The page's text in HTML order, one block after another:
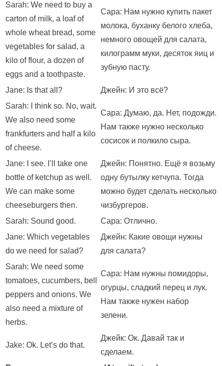
Sarah: We need to buy a
carton of milk, a loaf of
whole wheat bread, some
vegetables for salad, a
kilo of flour, a dozen of
eggs and a toothpaste.
Сара: Нам нужно купить пакет
молока, буханку белого хлеба,
немного овощей для салата,
килограмм муки, десяток яиц и
зубную пасту.
Jane: Is that all?
Джейн: И это всё?
Sarah: I think so. No, wait.
We also need some
frankfurters and half a kilo
of cheese.
Сара: Думаю, да. Нет, подожди.
Нам также нужно несколько
сосисок и полкило сыра.
Jane: I see. I’ll take one
bottle of ketchup as well.
We can make some
cheeseburgers then.
Джейн: Понятно. Ещё я возьму
одну бутылку кетчупа. Тогда
можно будет сделать несколько
чизбургеров.
Sarah: Sound good.
Сара: Отлично.
Jane: Which vegetables
do we need for salad?
Джейн: Какие овощи нужны
для салата?
Sarah: We need some
tomatoes, cucumbers, bell
peppers and onions. We
also need a mixture of
herbs.
Сара: Нам нужны помидоры,
огурцы, сладкий перец и лук.
Нам также нужен набор
зелени.
Jake: Ok. Let’s do that.
Джейк: Oк. Давай так и
сделаем.